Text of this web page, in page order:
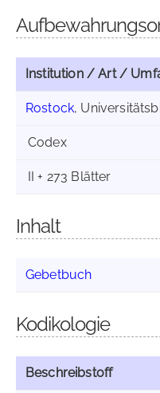
Institution / Art /
Rostock,
Codex
II + 273 Blätter
Inhalt
Gebetbuch
Kodikologie
Beschreibstoff